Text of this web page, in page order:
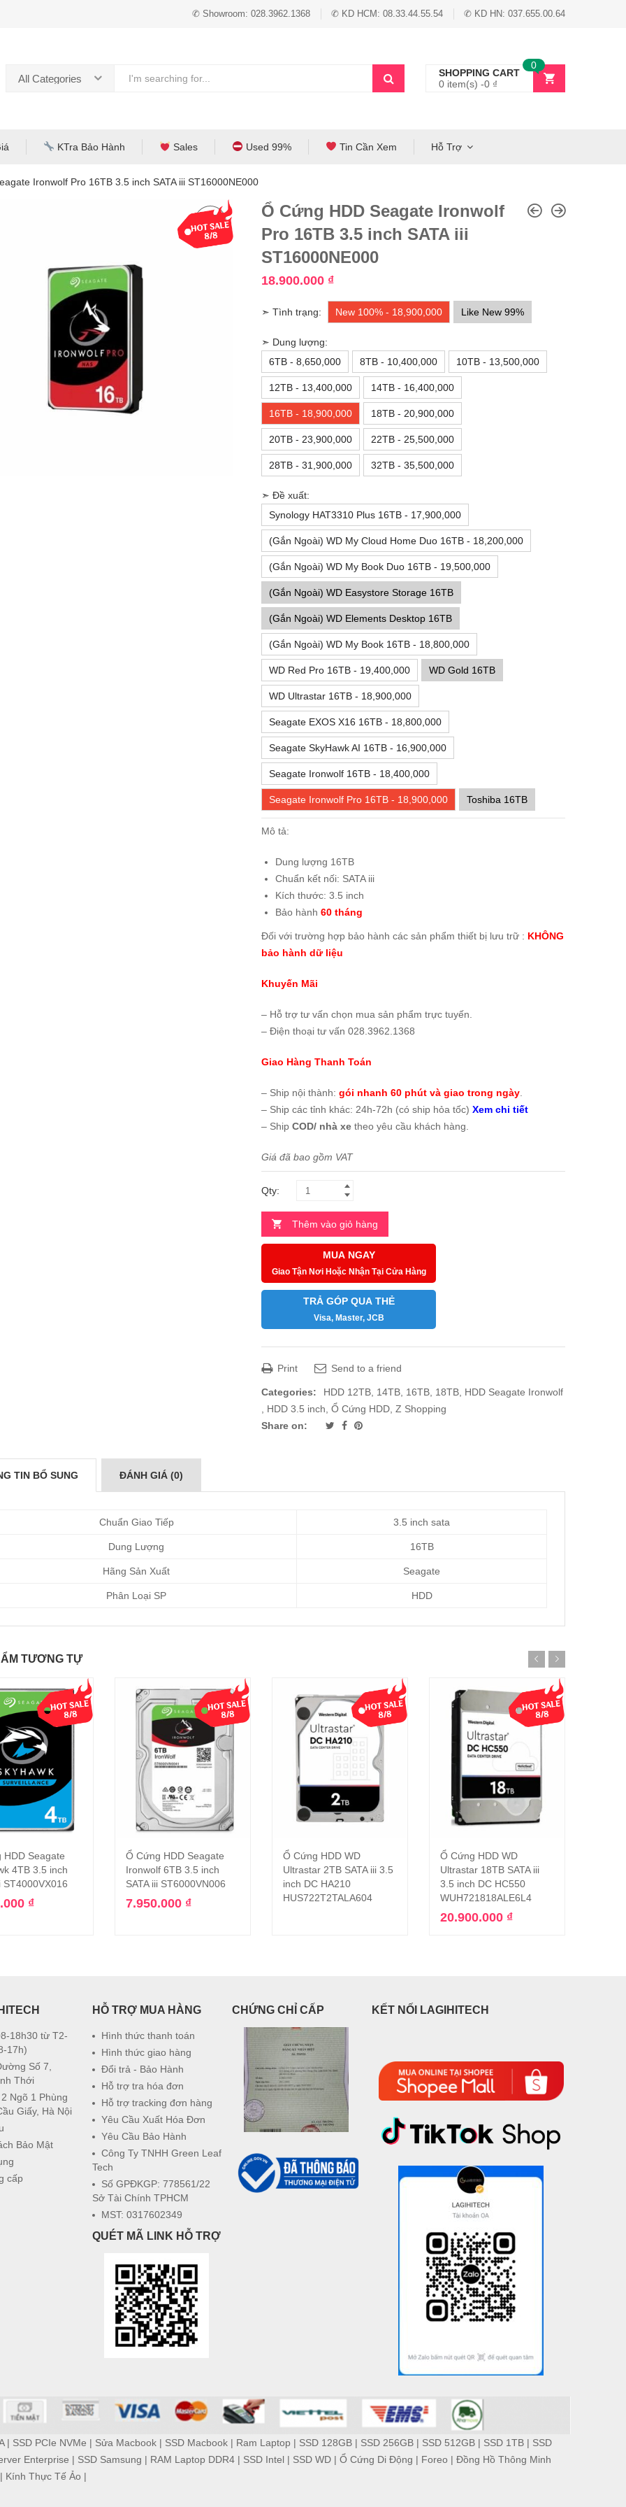
✆ Showroom: 028.3962.1368 ✆ KD HCM: 08.33.44.55.54 ✆ KD HN: 037.655.00.64
All Categories
SHOPPING CART
0 item(s) -0 ₫
0
KTra Bảo Hành Sales Used 99% Tin Cần Xem Hỗ Trợ
Ironwolf Pro 16TB 3.5 inch SATA iii ST16000NE000
Ổ Cứng HDD Seagate Ironwolf
Pro 16TB 3.5 inch SATA iii
ST16000NE000
18.900.000 ₫
➣ Tình trạng: New 100% - 18,900,000 Like New 99%
➣ Dung lượng:
6TB - 8,650,000
8TB - 10,400,000 10TB - 13,500,000
12TB - 13,400,000 14TB - 16,400,000
16TB - 18,900,000 18TB - 20,900,000
20TB - 23,900,000 22TB - 25,500,000
28TB - 31,900,000 32TB - 35,500,000
➣ Đề xuất:
Synology HAT3310 Plus 16TB - 17,900,000
(Gắn Ngoài) WD My Cloud Home Duo 16TB - 18,200,000
(Gắn Ngoài) WD My Book Duo 16TB - 19,500,000
(Gắn Ngoài) WD Easystore Storage 16TB
(Gắn Ngoài) WD Elements Desktop 16TB
(Gắn Ngoài) WD My Book 16TB - 18,800,000
WD Red Pro 16TB - 19,400,000 WD Gold 16TB
WD Ultrastar 16TB - 18,900,000
Seagate EXOS X16 16TB - 18,800,000
Seagate SkyHawk AI 16TB - 16,900,000
Seagate Ironwolf 16TB - 18,400,000
Seagate Ironwolf Pro 16TB - 18,900,000 Toshiba 16TB
Mô tả:
Dung lượng 16TB
Chuẩn kết nối: SATA iii
Kích thước: 3.5 inch
Bảo hành 60 tháng
Đối với trường hợp bảo hành các sản phẩm thiết bị lưu trữ : KHÔNG
bảo hành dữ liệu
Khuyến Mãi
– Hỗ trợ tư vấn chọn mua sản phẩm trực tuyến.
– Điện thoại tư vấn 028.3962.1368
Giao Hàng Thanh Toán
– Ship nội thành: gói nhanh 60 phút và giao trong ngày
– Ship các tỉnh khác: 24h-72h (có ship hỏa tốc) Xem chi tiết
– Ship COD/ nhà xe theo yêu cầu khách hàng.
Giá đã bao gồm VAT
Qty:
Thêm vào giỏ hàng
MUA NGAY
Giao Tận Nơi Hoặc Nhận Tại Cửa Hàng
TRẢ GÓP QUA THẺ
Visa, Master, JCB
Print Send to a friend
Categories: HDD 12TB, 14TB, 16TB, 18TB, HDD Seagate Ironwolf
, HDD 3.5 inch, Ổ Cứng HDD, Z Shopping
Share on:
TIN BỔ SUNG ĐÁNH GIÁ (0)
Chuẩn Giao Tiếp 3.5 inch sata
Dung Lượng 16TB
Hãng Sản Xuất Seagate
Phân Loại SP HDD
TƯƠNG TỰ
vào giỏ hàng
HDD Seagate
4TB 3.5 inch
ST4000VX016
₫
Thêm vào giỏ hàng
Ổ Cứng HDD Seagate
Ironwolf 6TB 3.5 inch
SATA iii ST6000VN006
7.950.000 ₫
Đọc tiếp
Ổ Cứng HDD WD
Ultrastar 2TB SATA iii 3.5
inch DC HA210
HUS722T2TALA604
Thêm vào giỏ hàng
Ổ Cứng HDD WD
Ultrastar 18TB SATA iii
3.5 inch DC HC550
WUH721818ALE6L4
20.900.000 ₫
18h30 từ T2-
17h)
Số 7,
Thới
Ngõ 1 Phùng
Giấy, Hà Nội
Bảo Mật
cấp
HỖ TRỢ MUA HÀNG
Hình thức thanh toán
Hình thức giao hàng
Đổi trả - Bảo Hành
Hỗ trợ tra hóa đơn
Hỗ trợ tracking đơn hàng
Yêu Cầu Xuất Hóa Đơn
Yêu Cầu Bảo Hành
Công Ty TNHH Green Leaf
Tech
Số GPĐKGP: 778561/22
Sở Tài Chính TPHCM
MST: 0317602349
QUÉT MÃ LINK HỖ TRỢ
CHỨNG CHỈ CẤP KẾT NỐI LAGIHITECH
| SSD PCIe NVMe | Sửa Macbook| SSD Macbook| Ram Laptop| SSD 128GB| SSD 256GB| SSD 512GB| SSD 1TB| SSD
Enterprise | SSD Samsung | RAM Laptop DDR4| SSD Intel| SSD WD| Ổ Cứng Di Động | Foreo | Đồng Hồ Thông Minh
Kính Thực Tế Ảo |